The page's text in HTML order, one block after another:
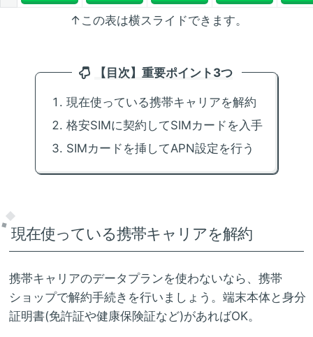
↑この表は横スライドできます。
【目次】重要ポイント3つ
現在使っている携帯キャリアを解約
格安SIMに契約してSIMカードを入手
SIMカードを挿してAPN設定を行う
現在使っている携帯キャリアを解約
携帯キャリアのデータプランを使わないなら、携帯
ショップで解約手続きを行いましょう。端末本体と身分
証明書(免許証や健康保険証など)があればOK。